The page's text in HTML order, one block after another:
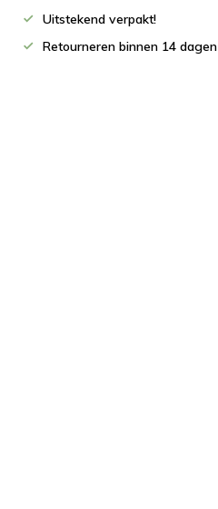
Uitstekend verpakt!
Retourneren binnen 14 dagen